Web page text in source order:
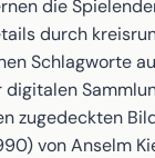
die
durch
Schlagworte
zugedeckten
von Anselm